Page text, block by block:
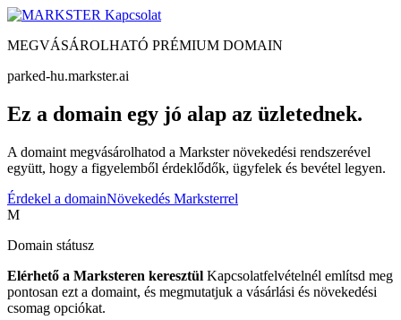
Kapcsolat
MEGVÁSÁROLHATÓ PRÉMIUM DOMAIN
parked-hu.markster.ai
Ez a domain egy jó alap az üzletednek.
A domaint megvásárolhatod a Markster növekedési rendszerével
együtt, hogy a figyelemből érdeklődők, ügyfelek és bevétel legyen.
Érdekel a domainNövekedés Marksterrel
M
Domain státusz
Elérhető a Marksteren keresztül Kapcsolatfelvételnél említsd meg
pontosan ezt a domaint, és megmutatjuk a vásárlási és növekedési
csomag opciókat.